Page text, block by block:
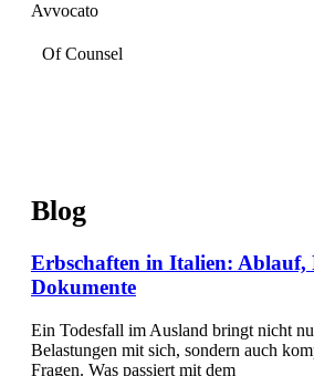
Avvocato
Of Counsel
Blog
Erbschaften in Italien: Ablauf,
Dokumente
Ein Todesfall im Ausland bringt nicht
Belastungen mit sich, sondern auch
Fragen. Was passiert mit dem